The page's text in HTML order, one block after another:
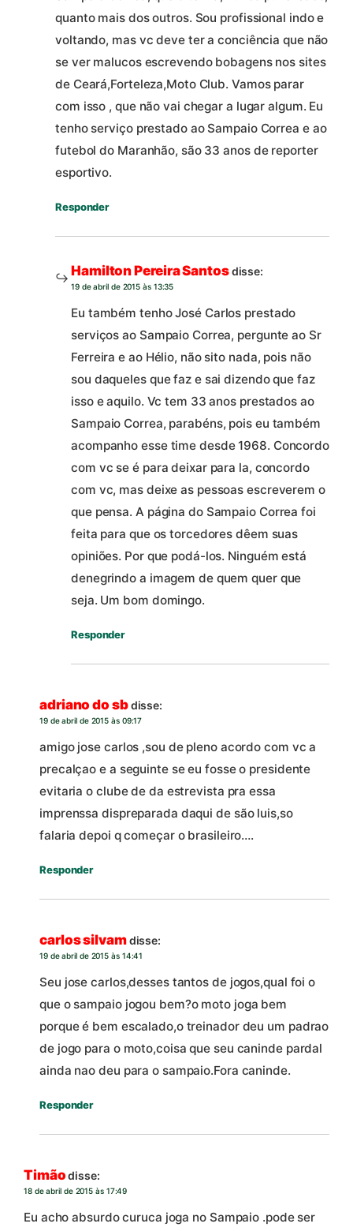
quanto mais dos outros. Sou profissional indo e
voltando, mas vc deve ter a conciência que não
se ver malucos escrevendo bobagens nos sites
de Ceará,Forteleza,Moto Club. Vamos parar
com isso , que não vai chegar a lugar algum. Eu
tenho serviço prestado ao Sampaio Correa e ao
futebol do Maranhão, são 33 anos de reporter
esportivo.
Responder
Hamilton Pereira Santosdisse:
19 de abril de 2015 às 13:35
Eu também tenho José Carlos prestado
serviços ao Sampaio Correa, pergunte ao Sr
Ferreira e ao Hélio, não sito nada, pois não
sou daqueles que faz e sai dizendo que faz
isso e aquilo. Vc tem 33 anos prestados ao
Sampaio Correa, parabéns, pois eu também
acompanho esse time desde 1968. Concordo
com vc se é para deixar para la, concordo
com vc, mas deixe as pessoas escreverem o
que pensa. A página do Sampaio Correa foi
feita para que os torcedores dêem suas
opiniões. Por que podá-los. Ninguém está
denegrindo a imagem de quem quer que
seja. Um bom domingo.
Responder
adriano do sbdisse:
19 de abril de 2015 às 09:17
amigo jose carlos ,sou de pleno acordo com vc a
precalçao e a seguinte se eu fosse o presidente
evitaria o clube de da estrevista pra essa
imprenssa dispreparada daqui de são luis,so
falaria depoi q começar o brasileiro….
Responder
carlos silvamdisse:
19 de abril de 2015 às 14:41
Seu jose carlos,desses tantos de jogos,qual foi o
que o sampaio jogou bem?o moto joga bem
porque é bem escalado,o treinador deu um padrao
de jogo para o moto,coisa que seu caninde pardal
ainda nao deu para o sampaio.Fora caninde.
Responder
Timão disse:
18 de abril de 2015 às 17:49
Eu acho absurdo curuca joga no Sampaio .pode ser